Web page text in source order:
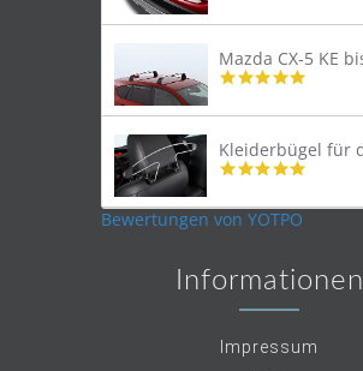
rating
4.9
rating
4.9
rating
Bewertungen von YOTPO
Informationen
Impressum